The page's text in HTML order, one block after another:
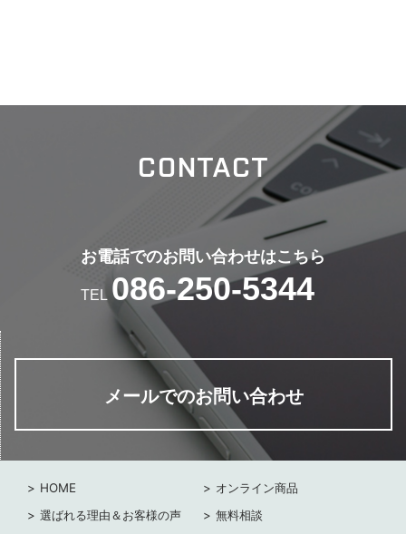
CONTACT
お電話でのお問い合わせはこちら
TEL 086-250-5344
メールでのお問い合わせ
HOME
選ばれる理由＆お客様の声
オンライン商品
無料相談